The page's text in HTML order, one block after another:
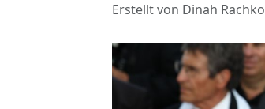
Erstellt von Dinah